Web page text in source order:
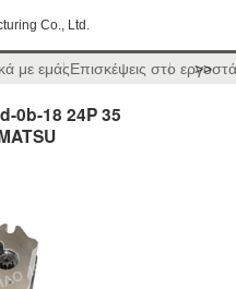
Co., Ltd.
με εμάςΕπισκέψεις στο >>
0b-18 24P 35